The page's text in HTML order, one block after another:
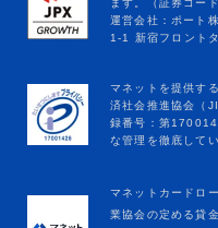
マネットカードロ
業協会の定める貸